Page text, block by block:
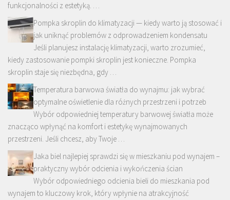
funkcjonalności z estetyką. …
Pompka skroplin do klimatyzacji — kiedy warto ją stosować i
jak uniknąć problemów z odprowadzeniem kondensatu
Jeśli planujesz instalację klimatyzacji, warto zrozumieć,
kiedy zastosowanie pompki skroplin jest konieczne. Pompka
skroplin staje się niezbędna, gdy …
Temperatura barwowa światła do wynajmu: jak wybrać
optymalne oświetlenie dla różnych przestrzeni i potrzeb
Wybór odpowiedniej temperatury barwowej światła może
znacząco wpłynąć na komfort i estetykę wynajmowanych
przestrzeni. Jeśli chcesz, aby Twoje …
Jaka biel najlepiej sprawdzi się w mieszkaniu pod wynajem –
praktyczny wybór odcienia i wykończenia ścian
Wybór odpowiedniego odcienia bieli do mieszkania pod
wynajem to kluczowy krok, który wpłynie na atrakcyjność